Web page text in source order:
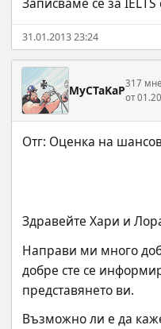
31.01.2013 23:24
MyCTaKaP317
от
Здравейте Хари и
Направи ми много
добре сте се
представянето ви.
Възможно ли е да